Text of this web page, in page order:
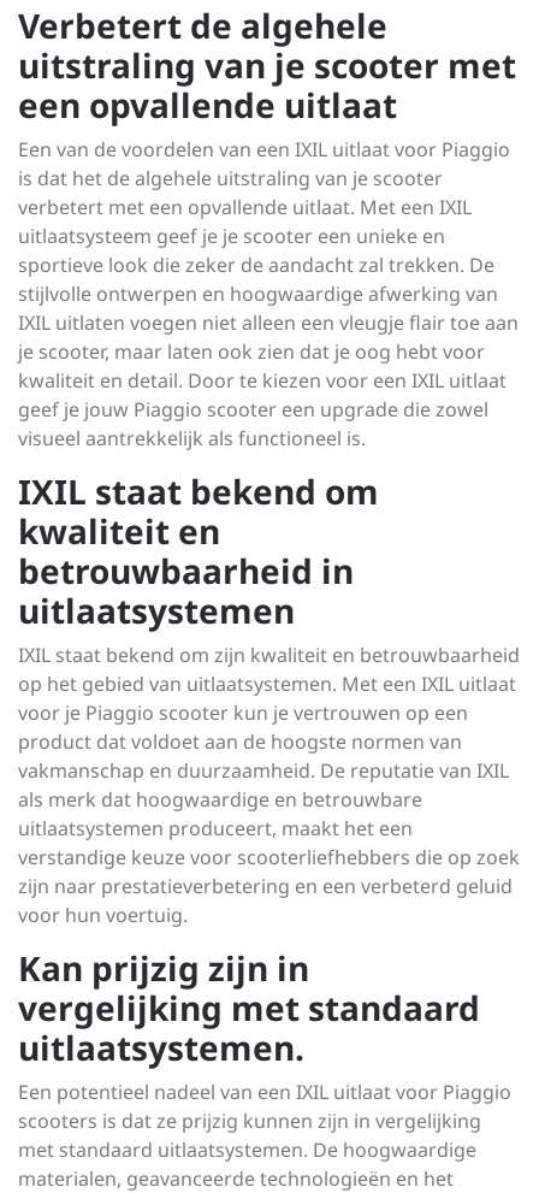
Verbetert de algehele
uitstraling van je scooter met
een opvallende uitlaat
Een van de voordelen van een IXIL uitlaat voor Piaggio
is dat het de algehele uitstraling van je scooter
verbetert met een opvallende uitlaat. Met een IXIL
uitlaatsysteem geef je je scooter een unieke en
sportieve look die zeker de aandacht zal trekken. De
stijlvolle ontwerpen en hoogwaardige afwerking van
IXIL uitlaten voegen niet alleen een vleugje flair toe aan
je scooter, maar laten ook zien dat je oog hebt voor
kwaliteit en detail. Door te kiezen voor een IXIL uitlaat
geef je jouw Piaggio scooter een upgrade die zowel
visueel aantrekkelijk als functioneel is.
IXIL staat bekend om
kwaliteit en
betrouwbaarheid in
uitlaatsystemen
IXIL staat bekend om zijn kwaliteit en betrouwbaarheid
op het gebied van uitlaatsystemen. Met een IXIL uitlaat
voor je Piaggio scooter kun je vertrouwen op een
product dat voldoet aan de hoogste normen van
vakmanschap en duurzaamheid. De reputatie van IXIL
als merk dat hoogwaardige en betrouwbare
uitlaatsystemen produceert, maakt het een
verstandige keuze voor scooterliefhebbers die op zoek
zijn naar prestatieverbetering en een verbeterd geluid
voor hun voertuig.
Kan prijzig zijn in
vergelijking met standaard
uitlaatsystemen.
Een potentieel nadeel van een IXIL uitlaat voor Piaggio
scooters is dat ze prijzig kunnen zijn in vergelijking
met standaard uitlaatsystemen. De hoogwaardige
materialen, geavanceerde technologieën en het